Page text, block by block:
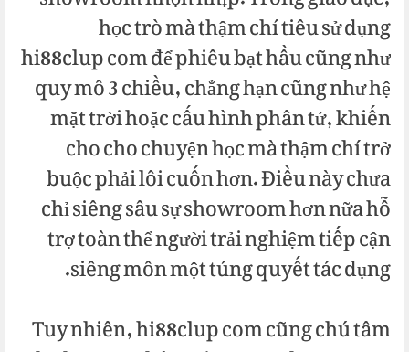
học trò mà thậm chí tiêu sử dụng
hi88clup com để phiêu bạt hầu cũng như
quy mô 3 chiều, chẳng hạn cũng như hệ
mặt trời hoặc cấu hình phân tử, khiến
cho cho chuyện học mà thậm chí trở
buộc phải lôi cuốn hơn. Điều này chưa
chỉ siêng sâu sự showroom hơn nữa hỗ
trợ toàn thể người trải nghiệm tiếp cận
siêng môn một túng quyết tác dụng.
Tuy nhiên, hi88clup com cũng chú tâm